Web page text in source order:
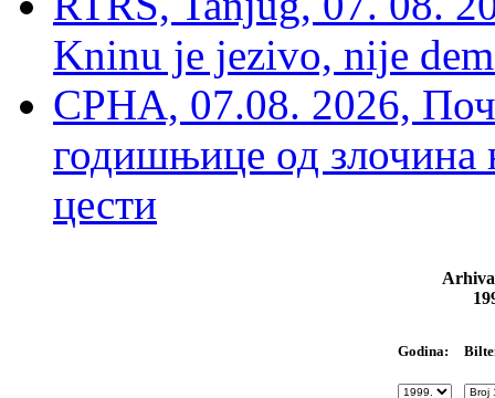
Kninu je jezivo, nije
СРНА, 07.08. 2026,
годишњице од злочина
цести
Godina: